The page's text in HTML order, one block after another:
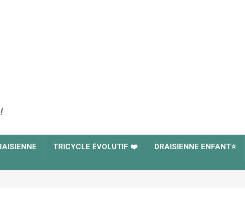
TRICYCLE ÉVOLUTIF ❤️ DRAISIENNE ENFANT⭐